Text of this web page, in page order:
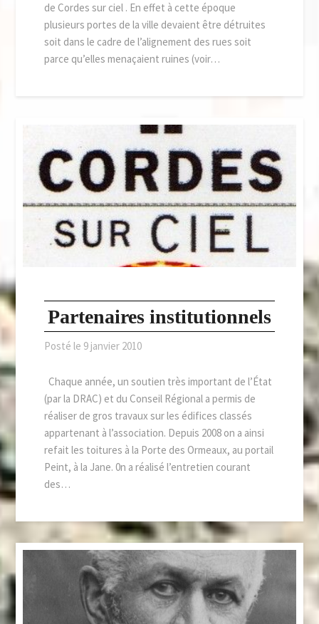
de Cordes sur ciel . En effet à cette époque
plusieurs portes de la ville devaient être détruites
soit dans le cadre de l’alignement des rues soit
parce qu’elles menaçaient ruines (voir…
Partenaires institutionnels
Posté le 9 janvier 2010
Chaque année, un soutien très important de l’État
(par la DRAC) et du Conseil Régional a permis de
réaliser de gros travaux sur les édifices classés
appartenant à l’association. Depuis 2008 on a ainsi
refait les toitures à la Porte des Ormeaux, au portail
Peint, à la Jane. 0n a réalisé l’entretien courant
des…